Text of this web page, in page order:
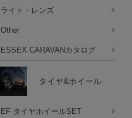
ライト・レンズ
Other
ESSEX CARAVANカタログ
タイヤ&ホイール
EF タイヤホイールSET